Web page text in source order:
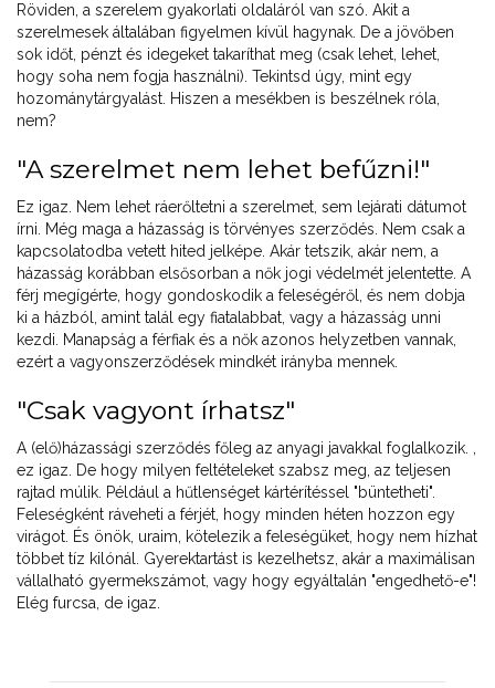
Röviden, a szerelem gyakorlati oldaláról van szó. Akit a
szerelmesek általában figyelmen kívül hagynak. De a jövőben
sok időt, pénzt és idegeket takaríthat meg (csak lehet, lehet,
hogy soha nem fogja használni). Tekintsd úgy, mint egy
hozománytárgyalást. Hiszen a mesékben is beszélnek róla,
nem?
"A szerelmet nem lehet befűzni!"
Ez igaz. Nem lehet ráerőltetni a szerelmet, sem lejárati dátumot
írni. Még maga a házasság is törvényes szerződés. Nem csak a
kapcsolatodba vetett hited jelképe. Akár tetszik, akár nem, a
házasság korábban elsősorban a nők jogi védelmét jelentette. A
férj megígérte, hogy gondoskodik a feleségéről, és nem dobja
ki a házból, amint talál egy fiatalabbat, vagy a házasság unni
kezdi. Manapság a férfiak és a nők azonos helyzetben vannak,
ezért a vagyonszerződések mindkét irányba mennek.
"Csak vagyont írhatsz"
A (elő)házassági szerződés főleg az anyagi javakkal foglalkozik. ,
ez igaz. De hogy milyen feltételeket szabsz meg, az teljesen
rajtad múlik. Például a hűtlenséget kártérítéssel "büntetheti".
Feleségként ráveheti a férjét, hogy minden héten hozzon egy
virágot. És önök, uraim, kötelezik a feleségüket, hogy nem hízhat
többet tíz kilónál. Gyerektartást is kezelhetsz, akár a maximálisan
vállalható gyermekszámot, vagy hogy egyáltalán "engedhető-e"!
Elég furcsa, de igaz.